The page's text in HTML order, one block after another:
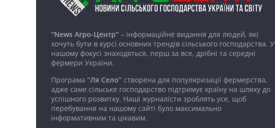
“News Агро-Центр” – інформаційне видання для людей, які
хочуть бути в курсі основних трендів сільського господарства. У
нашому фокусі знаходяться, перш за все, дрібні та середні
фермери України.
Програма “Ля Село” створена для популяризації фермерства,
адже саме сільське господарство підтримує країну на шляху до
успішного розвитку. Наші журналісти зроблять усе, щоб
перебування на нашому сайті було максимально
інформативним та цікавим.